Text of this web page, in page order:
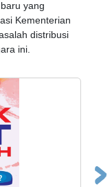
yang
Kementerian
distribusi
ini.